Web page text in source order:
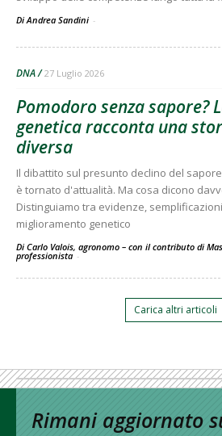
Di Andrea Sandini -
DNA 27 Luglio 2026
Pomodoro senza sapore?
genetica racconta una
diversa
Il dibattito sul presunto declino del
è tornato d'attualità. Ma cosa dicono
Distinguiamo tra evidenze,
miglioramento genetico
Di Carlo Valois, agronomo – con il contributo di
professionista -
Carica altri articoli
Rimani aggiornato